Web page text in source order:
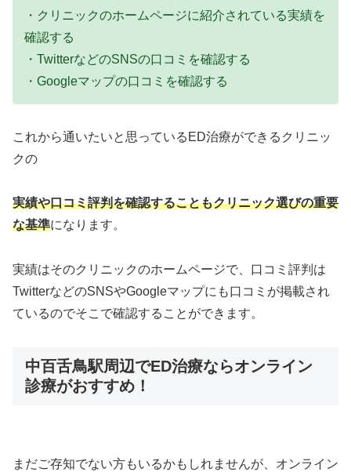
・クリニックのホームページに紹介されている実績を
確認する
・TwitterなどのSNSの口コミを確認する
・Googleマップの口コミを確認する
これから通いたいと思っているED治療ができるクリニッ
クの
実績や口コミ評判を確認することもクリニック選びの重要
な基準になります。
実績はそのクリニックのホームページで、口コミ評判は
TwitterなどのSNSやGoogleマップにも口コミが掲載され
ているのでそこで確認することができます。
中百舌鳥駅周辺でED治療ならオンライン
診療がおすすめ！
まだご存知でない方もいるかもしれませんが、オンライン